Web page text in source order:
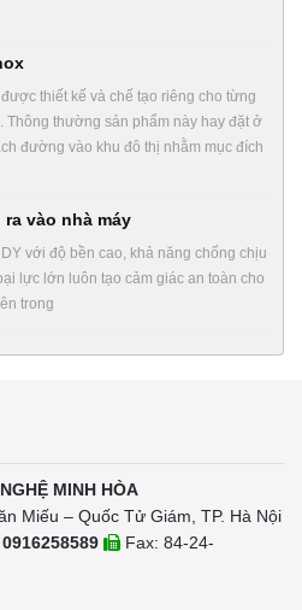
thiết kế và chế tạo riêng cho từng
Thông thường sản phẩm này hay đặt ở
đường vào khu đô thị nhằm mục đích
vào nhà máy
với độ bền cao, khả năng chống chịu
lực lớn luôn tạo cảm giác an toàn cho
trong
MINH HÒA
Miếu – Quốc Tử Giám, TP. Hà Nội
0916258589
Fax: 84-24-